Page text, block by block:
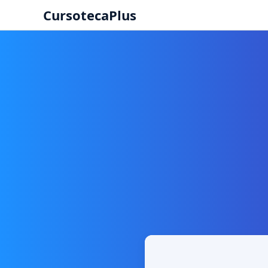
CursotecaPlus